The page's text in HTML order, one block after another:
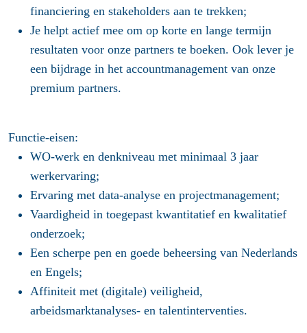
financiering en stakeholders aan te trekken;
Je helpt actief mee om op korte en lange termijn
resultaten voor onze partners te boeken. Ook lever je
een bijdrage in het accountmanagement van onze
premium partners.
Functie-eisen:
WO-werk en denkniveau met minimaal 3 jaar
werkervaring;
Ervaring met data-analyse en projectmanagement;
Vaardigheid in toegepast kwantitatief en kwalitatief
onderzoek;
Een scherpe pen en goede beheersing van Nederlands
en Engels;
Affiniteit met (digitale) veiligheid,
arbeidsmarktanalyses- en talentinterventies.